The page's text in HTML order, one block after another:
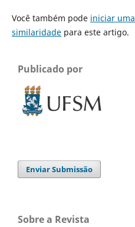
Você também pode iniciar
similaridadepara este artigo.
Publicado por
Enviar Submissão
Sobre a Revista